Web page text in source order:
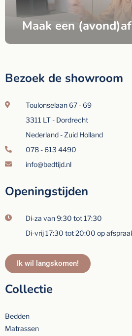
Maak een
Bezoek de showroom
Toulonselaan 67 - 69
3311 LT - Dordrecht
Nederland - Zuid Holland
078 - 613 4490
info@bedtijd.nl
Openingstijden
Di-za van 9:30 tot 17:30
Di-vrij 17:30 tot 20:00 op
Ik wil langskomen!
Collectie
Bedden
Matrassen